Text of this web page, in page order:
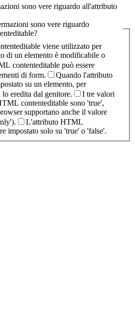
sono vere riguardo all'attributo
sono vere riguardo
viene utilizzato per
di un elemento è modificabile o
contenteditable può essere
di form.
Quando l'attributo
su un elemento, per
eredita dal genitore.
I tre valori
contenteditable sono 'true',
supportano anche il valore
L'attributo HTML
impostato solo su 'true' o 'false'.